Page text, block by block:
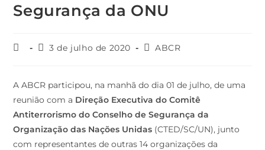
Segurança da ONU
3 de julho de 2020 ABCR
A ABCR participou, na manhã do dia 01 de julho, de uma
reunião com a Direção Executiva do Comitê
Antiterrorismo do Conselho de Segurança da
Organização das Nações Unidas (CTED/SC/UN), junto
com representantes de outras 14 organizações da